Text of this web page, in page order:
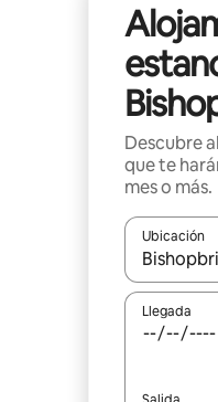
Descubre
que te
mes o más.
Ubicación
Cuando
Llegada